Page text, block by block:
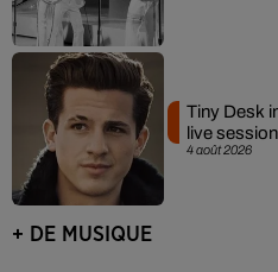
4 août 2026
Tiny Desk
live
+ DE MUSIQUE